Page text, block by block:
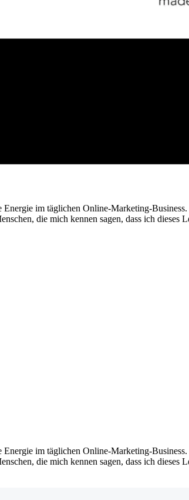
im täglichen Online-Marketing-Business.
die mich kennen sagen, dass ich dieses
im täglichen Online-Marketing-Business.
die mich kennen sagen, dass ich dieses